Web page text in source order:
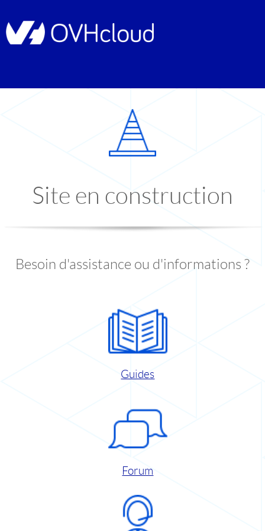
Site en construction
Besoin d'assistance ou d'informations ?
Guides
Forum